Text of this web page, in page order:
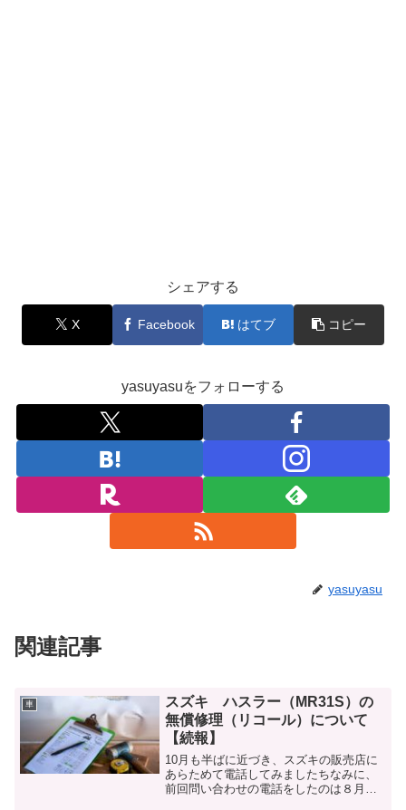
シェアする
X Facebook はてブ コピー
yasuyasuをフォローする
yasuyasu
関連記事
車
スズキ ハスラー（MR31S）の
無償修理（リコール）について
【続報】
10月も半ばに近づき、スズキの販売店に
あらためて電話してみましたちなみに、
前回問い合わせの電話をしたのは８月末